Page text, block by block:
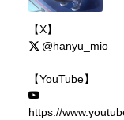
【X】
@hanyu_mio
【YouTube】
https://